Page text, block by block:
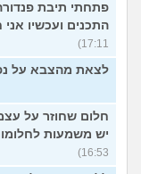
פתחתי תיבת
התכנים ועכשיו
17:11)
לצאת מהצבא על
חלום שחוזר על
יש משמעות
16:53)